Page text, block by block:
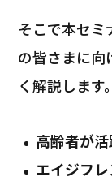
そこで本セミ
の皆さまに向
く解説します。
高齢者が
エイジフ